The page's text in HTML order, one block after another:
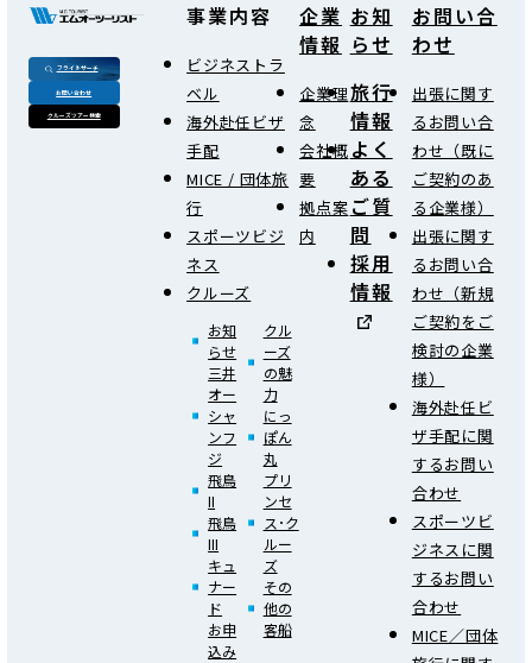
フライトサーチ
お問い合わせ
クルーズツアー検索
事業内容
ビジネストラ
ベル
海外赴任ビザ
手配
MICE / 団体旅
行
スポーツビジ
ネス
クルーズ
お知
らせ
三井
オー
シャ
ンフ
ジ
飛鳥
II
飛鳥
III
キュ
ナー
ド
お申
込み
クル
ーズ
の魅
力
にっ
ぽん
丸
プリ
ンセ
ス･ク
ルー
ズ
その
他の
客船
企業
情報
企業理
念
会社概
要
拠点案
内
お知
らせ
旅行
情報
よく
ある
ご質
問
採用
情報
お問い合
わせ
出張に関す
るお問い合
わせ（既に
ご契約のあ
る企業様）
出張に関す
るお問い合
わせ（新規
ご契約をご
検討の企業
様）
海外赴任ビ
ザ手配に関
するお問い
合わせ
スポーツビ
ジネスに関
するお問い
合わせ
MICE／団体